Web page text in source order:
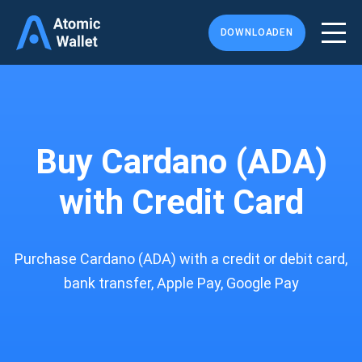
DOWNLOADEN
Buy Cardano (ADA)
with Credit Card
Purchase Cardano (ADA) with a credit or debit card,
bank transfer, Apple Pay, Google Pay